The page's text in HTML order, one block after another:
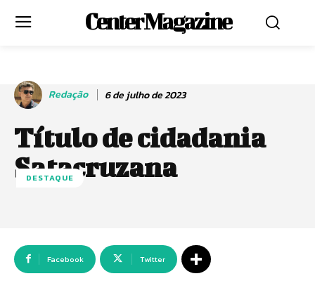
Center Magazine
Redação 6 de julho de 2023
Título de cidadania
Satacruzana
DESTAQUE
Facebook Twitter